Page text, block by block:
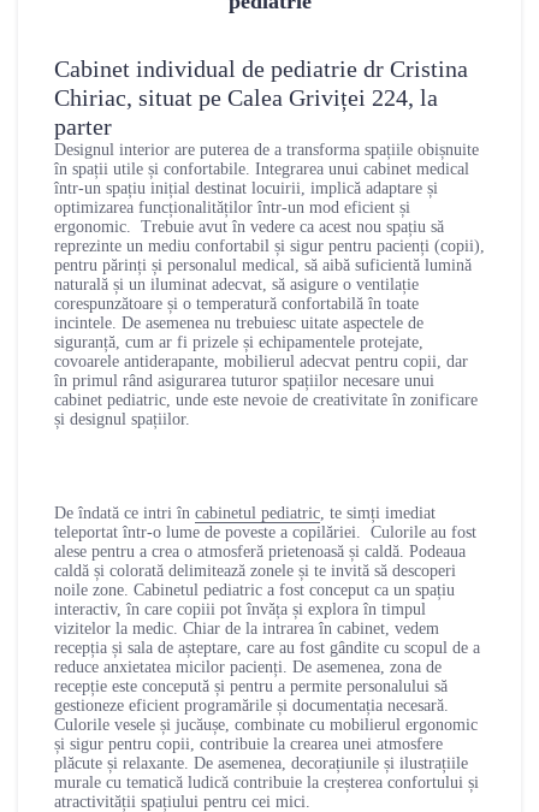
Cabinet individual de pediatrie dr Cristina
Chiriac, situat pe Calea Griviței 224, la
parter
Designul interior are puterea de a transforma spațiile obișnuite
în spații utile și confortabile. Integrarea unui cabinet medical
într-un spațiu inițial destinat locuirii, implică adaptare și
optimizarea funcționalităților într-un mod eficient și
ergonomic. Trebuie avut în vedere ca acest nou spațiu să
reprezinte un mediu confortabil și sigur pentru pacienți (copii),
pentru părinți și personalul medical, să aibă suficientă lumină
naturală și un iluminat adecvat, să asigure o ventilație
corespunzătoare și o temperatură confortabilă în toate
incintele. De asemenea nu trebuiesc uitate aspectele de
siguranță, cum ar fi prizele și echipamentele protejate,
covoarele antiderapante, mobilierul adecvat pentru copii, dar
în primul rând asigurarea tuturor spațiilor necesare unui
cabinet pediatric, unde este nevoie de creativitate în zonificare
și designul spațiilor.
De îndată ce intri în cabinetul pediatric, te simți imediat
teleportat într-o lume de poveste a copilăriei. Culorile au fost
alese pentru a crea o atmosferă prietenoasă și caldă. Podeaua
caldă și colorată delimitează zonele și te invită să descoperi
noile zone. Cabinetul pediatric a fost conceput ca un spațiu
interactiv, în care copiii pot învăța și explora în timpul
vizitelor la medic. Chiar de la intrarea în cabinet, vedem
recepția și sala de așteptare, care au fost gândite cu scopul de a
reduce anxietatea micilor pacienți. De asemenea, zona de
recepție este concepută și pentru a permite personalului să
gestioneze eficient programările și documentația necesară.
Culorile vesele și jucăușe, combinate cu mobilierul ergonomic
și sigur pentru copii, contribuie la crearea unei atmosfere
plăcute și relaxante. De asemenea, decorațiunile și ilustrațiile
murale cu tematică ludică contribuie la creșterea confortului și
atractivității spațiului pentru cei mici.